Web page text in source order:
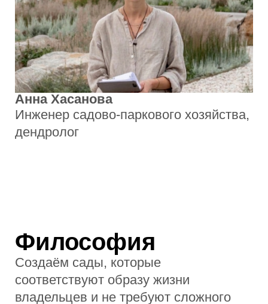
Наши проекты
и реализованные
решения
Сад минимального ухода в